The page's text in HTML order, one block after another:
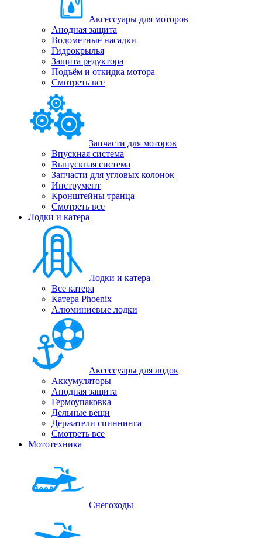
Аксессуары для моторов
Анодная защита
Водометные насадки
Гидрокрылья
Защита редуктора
Подъём и откидка мотора
Смотреть все
Запчасти для моторов
Впускная система
Выпускная система
Запчасти для угловых колонок
Инструмент
Кронштейны транца
Смотреть все
Лодки и катера
Лодки и катера
Все катера
Катера Phoenix
Алюминиевые лодки
Аксессуары для лодок
Аккумуляторы
Анодная защита
Гермоупаковка
Дельные вещи
Держатели спиннинга
Смотреть все
Мототехника
Снегоходы